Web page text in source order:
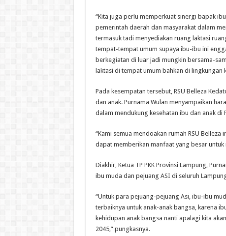
“Kita juga perlu memperkuat sinergi bapak
pemerintah daerah dan masyarakat dalam
termasuk tadi menyediakan ruang laktasi
tempat-tempat umum supaya ibu-ibu ini
berkegiatan di luar jadi mungkin bersama-
laktasi di tempat umum bahkan di lingkungan
Pada kesempatan tersebut, RSU Belleza
dan anak. Purnama Wulan menyampaikan
dalam mendukung kesehatan ibu dan anak di
“Kami semua mendoakan rumah RSU
dapat memberikan manfaat yang besar
Diakhir, Ketua TP PKK Provinsi Lampung,
ibu muda dan pejuang ASI di seluruh
“Untuk para pejuang-pejuang Asi, ibu-ibu
terbaiknya untuk anak-anak bangsa, karena
kehidupan anak bangsa nanti apalagi kita
2045,” pungkasnya.